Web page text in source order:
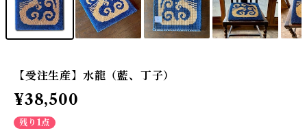
【受注生産】水龍（藍、丁子）
¥38,500
残り1点